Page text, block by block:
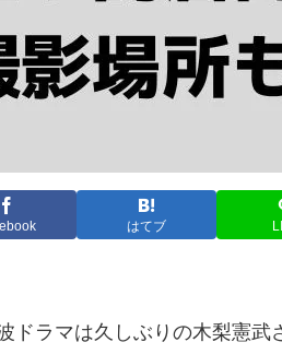
はてブ
ドラマは久しぶりの木梨憲